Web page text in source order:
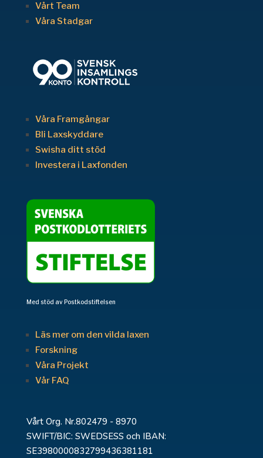
Vårt Team
Våra Stadgar
Våra Framgångar
Bli Laxskyddare
Swisha ditt stöd
Investera i Laxfonden
Med stöd av Postkodstiftelsen
Läs mer om den vilda laxen
Forskning
Våra Projekt
Vår FAQ
Vårt Org. Nr.802479 - 8970
SWIFT/BIC: SWEDSESS och IBAN:
SE3980000832799436381181